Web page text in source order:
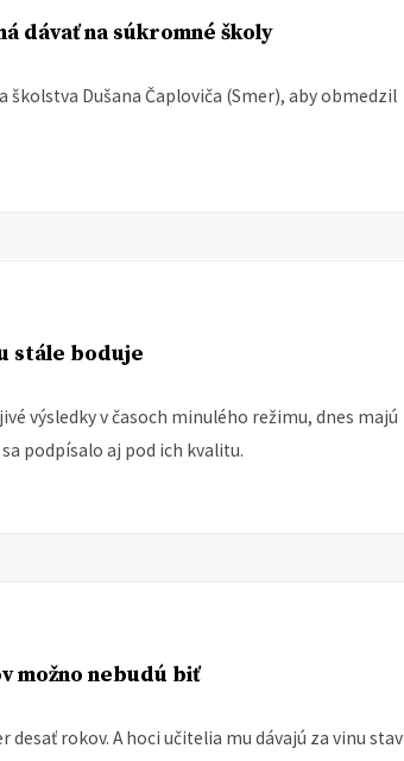
dávať na súkromné školy
Dušana Čaploviča (Smer), aby obmedzil
stále boduje
výsledky v časoch minulého režimu, dnes majú
podpísalo aj pod ich kvalitu.
možno nebudú biť
rokov. A hoci učitelia mu dávajú za vinu stav